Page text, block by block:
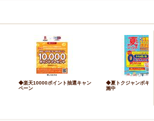
◆楽天10000ポイント抽選キャン
ペーン
◆夏トクジャンボキャ
施中